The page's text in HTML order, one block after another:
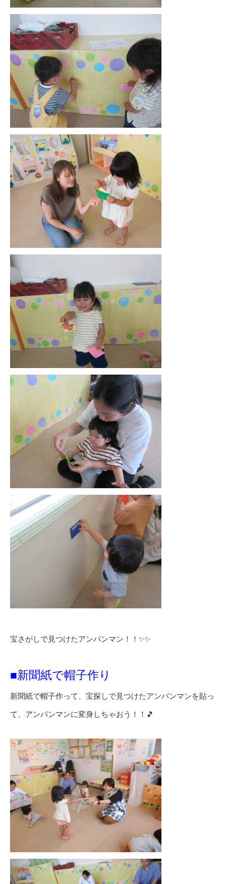
宝さがしで見つけたアンパンマン！！✨✨
■新聞紙で帽子作り
新聞紙で帽子作って、宝探しで見つけたアンパンマンを貼っ
て、アンパンマンに変身しちゃおう！！🎵